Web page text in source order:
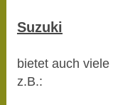
Suzuki
bietet auch
z.B.: